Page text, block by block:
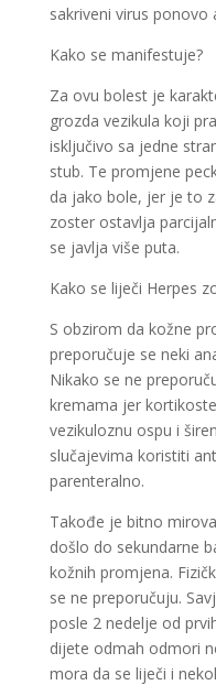
sakriveni virus ponovo
Kako se manifestuje?
Za ovu bolest je
grozda vezikula koji
isključivo sa jedne
stub. Te promjene
da jako bole, jer je to
zoster ostavlja
se javlja više puta.
Kako se liječi Herpes
S obzirom da kožne
preporučuje se neki
Nikako se ne
kremama jer
vezikuloznu ospu i
slučajevima koristiti
parenteralno.
Takođe je bitno
došlo do sekundarne
kožnih promjena.
se ne preporučuju.
posle 2 nedelje od
dijete odmah odmori
mora da se liječi i